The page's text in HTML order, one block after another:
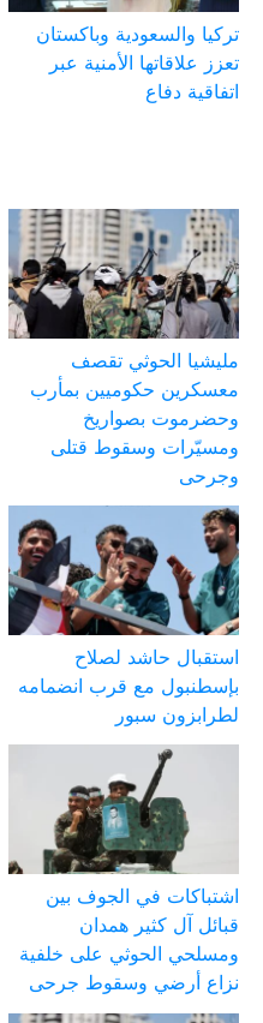
تركيا والسعودية وباكستان
تعزز علاقاتها الأمنية عبر
اتفاقية دفاع
مليشيا الحوثي تقصف
معسكرين حكوميين بمأرب
وحضرموت بصواريخ
ومسيّرات وسقوط قتلى
وجرحى
استقبال حاشد لصلاح
بإسطنبول مع قرب انضمامه
لطرابزون سبور
اشتباكات في الجوف بين
قبائل آل كثير همدان
ومسلحي الحوثي على خلفية
نزاع أرضي وسقوط جرحى